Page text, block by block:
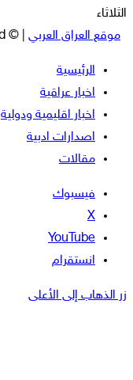
الثلاثاء
موقع العراق العربي | © Copyright 2026, All Rights Reserved
الرئيسية
اخبار عراقية
اخبار اقليمية ودولية
اصدارات ادبية
مقالات
فيسبوك
‫X
‫YouTube
انستقرام
زر الذهاب إلى الأعلى